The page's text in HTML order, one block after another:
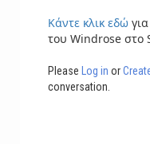
Κάντε κλικ εδώ
του Windrose στο
Please Log in or
conversation.